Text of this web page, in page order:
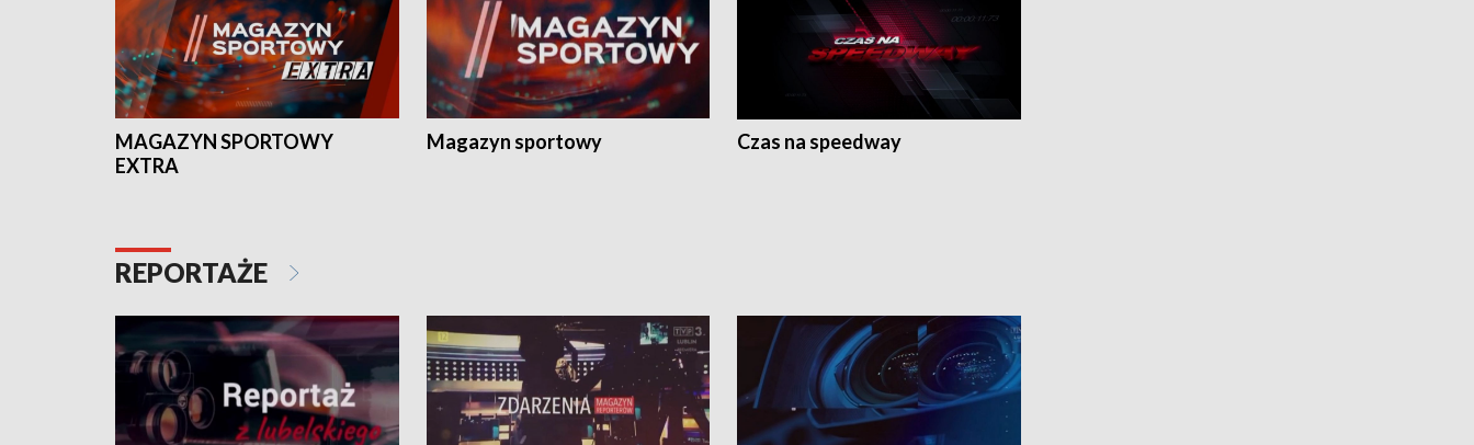
MAGAZYN SPORTOWY
EXTRA
Magazyn sportowy Czas na speedway
REPORTAŻE